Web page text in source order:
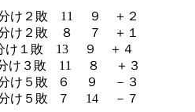
け２敗 11 ９ ＋２
け２敗 ８ ７ ＋１
け１敗 13 ９ ＋４
け３敗 11 ８ ＋３
け５敗 ６ ９ －３
け５敗 ７ 14 －７